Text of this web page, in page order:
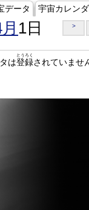
データ 宇宙カレン
1日 >
は登録
とうろく
されていませ